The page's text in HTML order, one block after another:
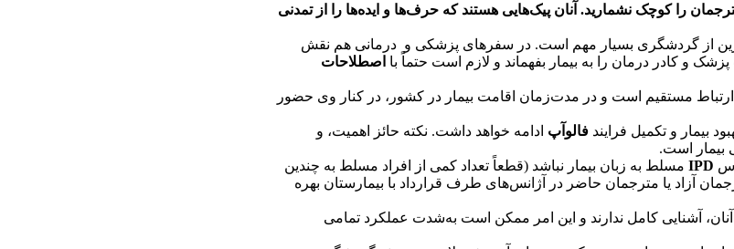
را کوچک نشمارید. آنان پیک‌‌هایی هستند که حرف‌ها و ایده‌ها را از تمدنی
از گردشگری بسیار مهم است. در سفرهای پزشکی و درمانی هم نقش
و کادر درمان را به بیمار بفهماند و لازم است حتماً با اصطلاحات
مستقیم است و در مدت‌زمان اقامت بیمار در کشور، در کنار وی حضور
بیمار و تکمیل فرایند فالوآپ ادامه خواهد داشت. نکته حائز اهمیت، و
بیمار است.
IPD مسلط به زبان بیمار نباشد (قطعاً تعداد کمی از افراد مسلط به چندین
آزاد یا مترجمان حاضر در آژانس‌های طرف قرارداد با بیمارستان بهره
آنان، آشنایی کامل ندارند و این امر ممکن است به‌شدت عملکرد تمامی